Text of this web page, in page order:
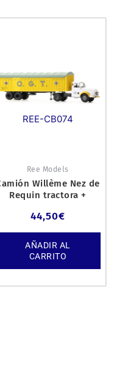
REE-CB074
Ree Models
Willème Nez de
Requin tractora +
44,50€
AÑADIR AL
CARRITO